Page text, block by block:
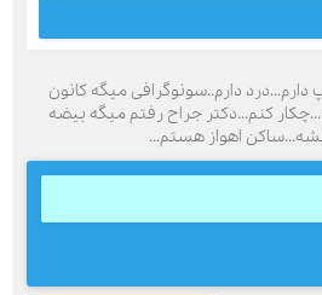
دارم..سونوگرافی میگه کانون
کنم...دکتر جراح رفتم میگه بیضه
اهواز هستم...